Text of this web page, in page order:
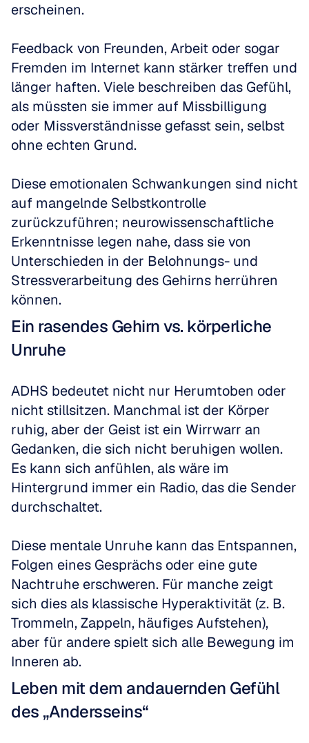
erscheinen.
Feedback von Freunden, Arbeit oder sogar
Fremden im Internet kann stärker treffen und
länger haften. Viele beschreiben das Gefühl,
als müssten sie immer auf Missbilligung
oder Missverständnisse gefasst sein, selbst
ohne echten Grund.
Diese emotionalen Schwankungen sind nicht
auf mangelnde Selbstkontrolle
zurückzuführen; neurowissenschaftliche
Erkenntnisse legen nahe, dass sie von
Unterschieden in der Belohnungs- und
Stressverarbeitung des Gehirns herrühren
können.
Ein rasendes Gehirn vs. körperliche
Unruhe
ADHS bedeutet nicht nur Herumtoben oder
nicht stillsitzen. Manchmal ist der Körper
ruhig, aber der Geist ist ein Wirrwarr an
Gedanken, die sich nicht beruhigen wollen.
Es kann sich anfühlen, als wäre im
Hintergrund immer ein Radio, das die Sender
durchschaltet.
Diese mentale Unruhe kann das Entspannen,
Folgen eines Gesprächs oder eine gute
Nachtruhe erschweren. Für manche zeigt
sich dies als klassische Hyperaktivität (z. B.
Trommeln, Zappeln, häufiges Aufstehen),
aber für andere spielt sich alle Bewegung im
Inneren ab.
Leben mit dem andauernden Gefühl
des „Andersseins“